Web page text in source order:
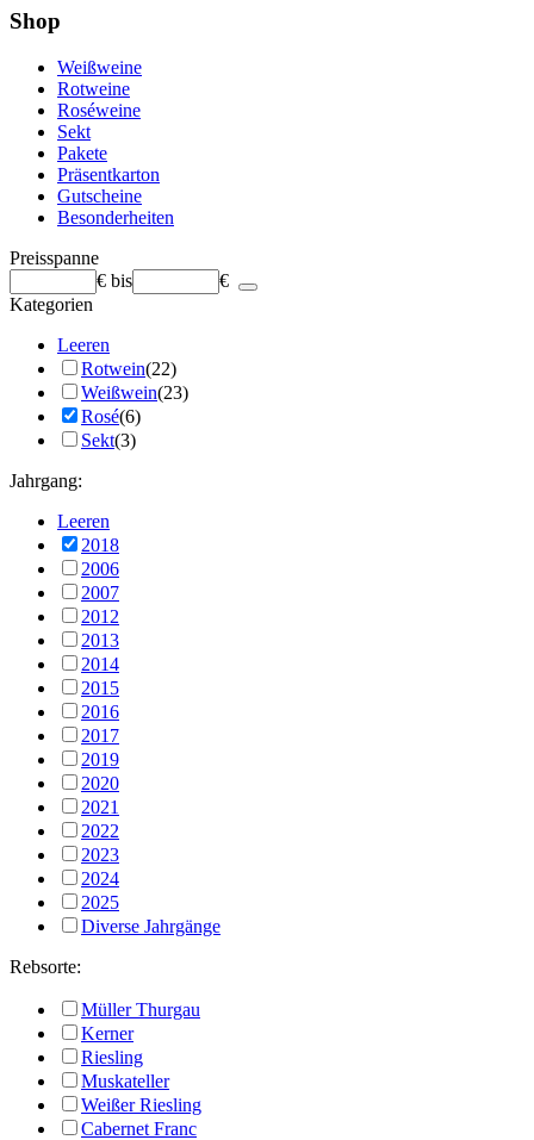
Shop
Weißweine
Rotweine
Roséweine
Sekt
Pakete
Präsentkarton
Gutscheine
Besonderheiten
Preisspanne
€ bis
€
Kategorien
Leeren
Rotwein(22)
Weißwein(23)
Rosé(6)
Sekt(3)
Jahrgang:
Leeren
2018
2006
2007
2012
2013
2014
2015
2016
2017
2019
2020
2021
2022
2023
2024
2025
Diverse Jahrgänge
Rebsorte:
Müller Thurgau
Kerner
Riesling
Muskateller
Weißer Riesling
Cabernet Franc